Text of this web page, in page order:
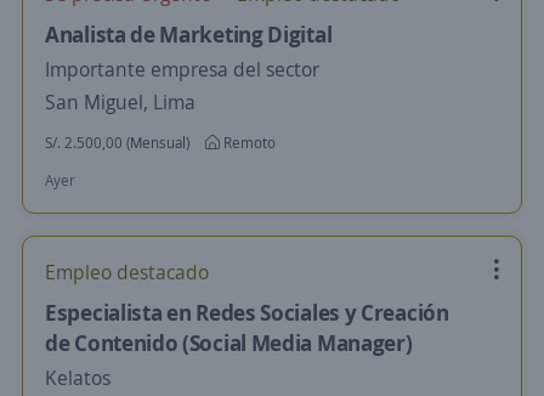
Analista de Marketing Digital
Importante empresa del sector
San Miguel, Lima
S/. 2.500,00 (Mensual)
Remoto
Ayer
Empleo destacado
Especialista en Redes Sociales y Creación
de Contenido (Social Media Manager)
Kelatos